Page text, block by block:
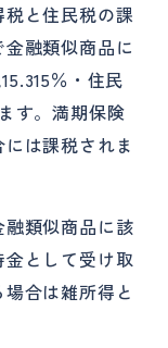
と住民税の課
融類似商品に
％・住民
す。満期保険
は課税されま
類似商品に該
として受け取
合は雑所得と